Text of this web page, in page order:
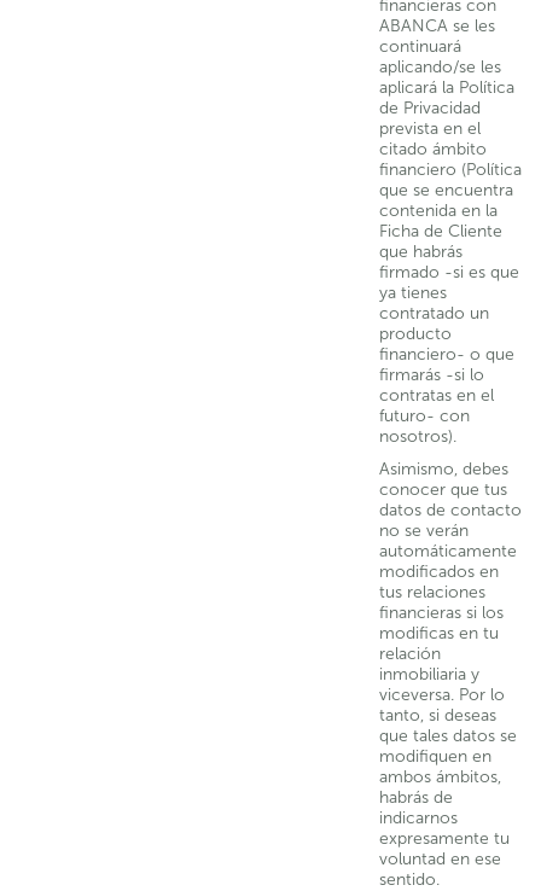
financieras con
ABANCA se les
continuará
aplicando/se les
aplicará la Política
de Privacidad
prevista en el
citado ámbito
financiero (Política
que se encuentra
contenida en la
Ficha de Cliente
que habrás
firmado -si es que
ya tienes
contratado un
producto
financiero- o que
firmarás -si lo
contratas en el
futuro- con
nosotros).
Asimismo, debes
conocer que tus
datos de contacto
no se verán
automáticamente
modificados en
tus relaciones
financieras si los
modificas en tu
relación
inmobiliaria y
viceversa. Por lo
tanto, si deseas
que tales datos se
modifiquen en
ambos ámbitos,
habrás de
indicarnos
expresamente tu
voluntad en ese
sentido.